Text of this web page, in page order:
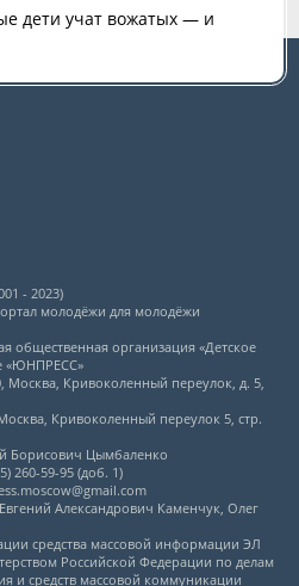
дети учат вожатых — и
- 2023)
молодёжи для молодёжи
общественная организация «Детское
«ЮНПРЕСС»
Москва, Кривоколенный переулок, д. 5,
Кривоколенный переулок 5, стр.
Борисович Цымбаленко
260-59-95 (доб. 1)
Александрович Каменчук, Олег
средства массовой информации ЭЛ
Российской Федерации по делам
и средств массовой коммуникации